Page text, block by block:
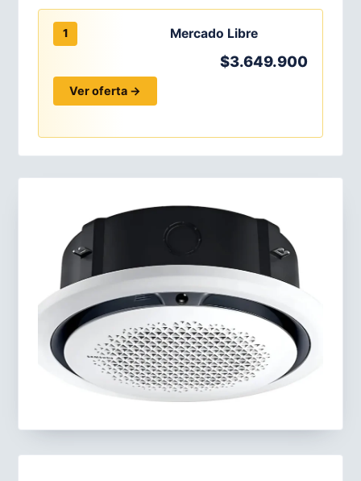
1 Mercado Libre
$3.649.900
Ver oferta →